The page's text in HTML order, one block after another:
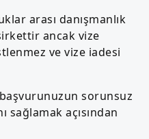
arası danışmanlık
ancak vize
ve vize iadesi
sorunsuz
sağlamak açısından